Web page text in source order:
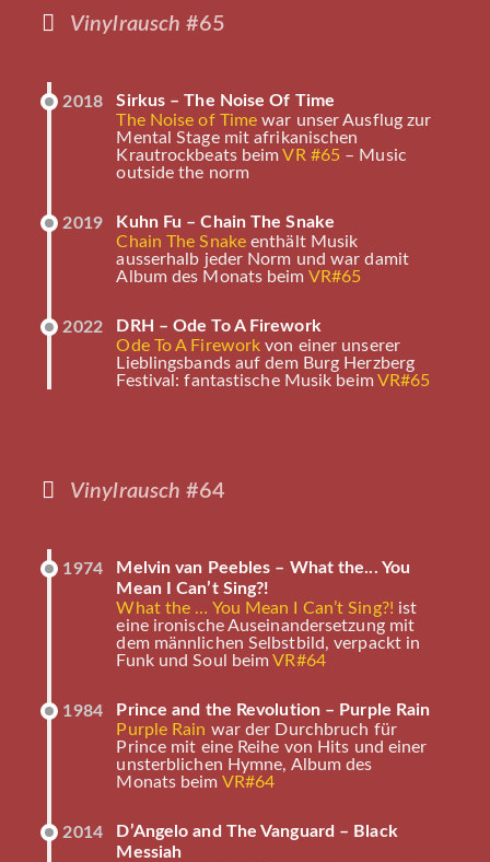
Vinylrausch #65
2018
Sirkus – The Noise Of Time
The Noise of Timewar unser Ausflug zur
Mental Stage mit afrikanischen
Krautrockbeats beim VR #65 – Music
outside the norm
2019
Kuhn Fu – Chain The Snake
Chain The Snakeenthält Musik
ausserhalb jeder Norm und war damit
Album des Monats beim VR#65
2022
DRH – Ode To A Firework
Ode To A Firework von einer unserer
Lieblingsbands auf dem Burg Herzberg
Festival: fantastische Musik beim VR#65
Vinylrausch #64
1974
Melvin van Peebles – What the... You
Mean I Can’t Sing?!
What the … You Mean I Can’t Sing?! ist
eine ironische Auseinandersetzung mit
dem männlichen Selbstbild, verpackt in
Funk und Soul beimVR#64
1984
Prince and the Revolution – Purple Rain
Purple Rain war der Durchbruch für
Prince mit eine Reihe von Hits und einer
unsterblichen Hymne, Album des
Monats beim VR#64
2014
D’Angelo and The Vanguard – Black
Messiah